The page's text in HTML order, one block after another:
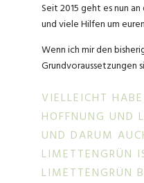
Seit 2015 geht es nun
und viele Hilfen um
Wenn ich mir den
Grundvoraussetzungen
VIELLEICHT
OFFNUNG UND
UND DARUM
LIMETTENGRÜN
LIMETTENGRÜN